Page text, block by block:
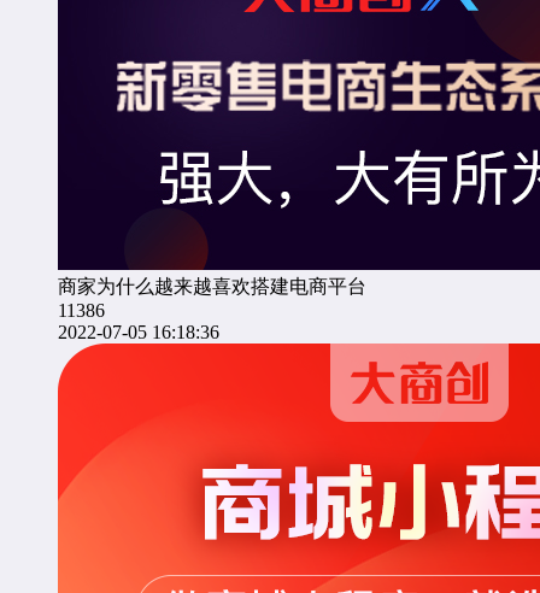
商家为什么越来越喜欢搭建电商平台
11386
2022-07-05 16:18:36